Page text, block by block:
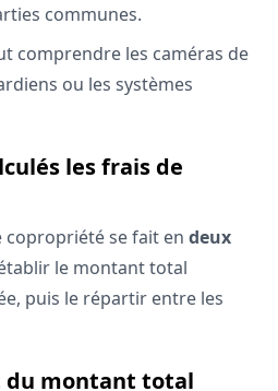
communes.
comprendre les caméras de
ou les systèmes
les frais de
copropriété se fait en deux
le montant total
puis le répartir entre les
du montant total